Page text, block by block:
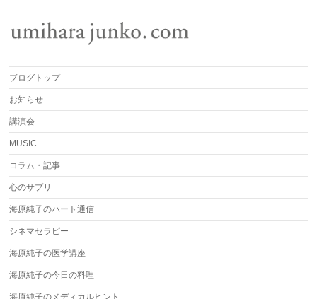
ブログトップ
お知らせ
講演会
MUSIC
コラム・記事
心のサプリ
海原純子のハート通信
シネマセラピー
海原純子の医学講座
海原純子の今日の料理
海原純子のメディカルヒント